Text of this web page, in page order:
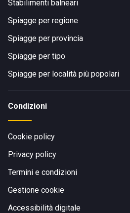
Stabilimenti balneari
Spiagge per regione
Spiagge per provincia
Spiagge per tipo
Spiagge per località più popolari
Condizioni
Cookie policy
Privacy policy
Termini e condizioni
Gestione cookie
Accessibilità digitale